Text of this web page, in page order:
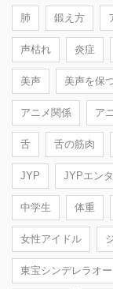
肺 鍛え方
声枯れ 炎症
美声 美声を保
アニメ関係 ア
舌 舌の筋肉
JYP JYPエン
中学生 体重
女性アイドル
東宝シンデレラオ